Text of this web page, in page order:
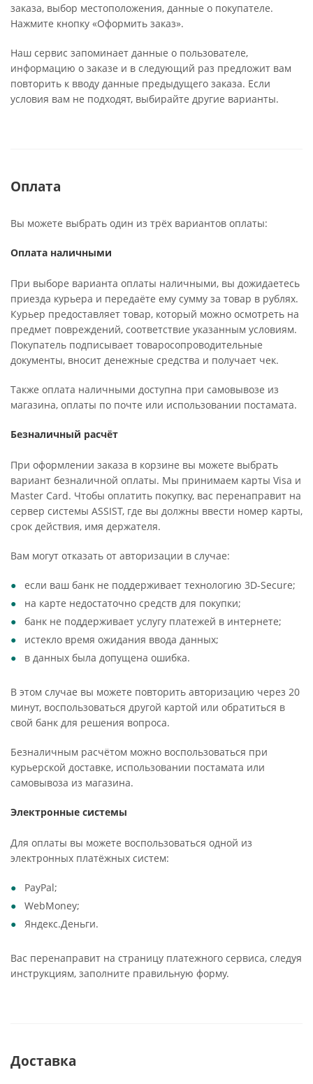
заказа, выбор местоположения, данные о покупателе.
Нажмите кнопку «Оформить заказ».
Наш сервис запоминает данные о пользователе,
информацию о заказе и в следующий раз предложит вам
повторить к вводу данные предыдущего заказа. Если
условия вам не подходят, выбирайте другие варианты.
Оплата
Вы можете выбрать один из трёх вариантов оплаты:
Оплата наличными
При выборе варианта оплаты наличными, вы дожидаетесь
приезда курьера и передаёте ему сумму за товар в рублях.
Курьер предоставляет товар, который можно осмотреть на
предмет повреждений, соответствие указанным условиям.
Покупатель подписывает товаросопроводительные
документы, вносит денежные средства и получает чек.
Также оплата наличными доступна при самовывозе из
магазина, оплаты по почте или использовании постамата.
Безналичный расчёт
При оформлении заказа в корзине вы можете выбрать
вариант безналичной оплаты. Мы принимаем карты Visa и
Master Card. Чтобы оплатить покупку, вас перенаправит на
сервер системы ASSIST, где вы должны ввести номер карты,
срок действия, имя держателя.
Вам могут отказать от авторизации в случае:
если ваш банк не поддерживает технологию 3D-Secure;
на карте недостаточно средств для покупки;
банк не поддерживает услугу платежей в интернете;
истекло время ожидания ввода данных;
в данных была допущена ошибка.
В этом случае вы можете повторить авторизацию через 20
минут, воспользоваться другой картой или обратиться в
свой банк для решения вопроса.
Безналичным расчётом можно воспользоваться при
курьерской доставке, использовании постамата или
самовывоза из магазина.
Электронные системы
Для оплаты вы можете воспользоваться одной из
электронных платёжных систем:
PayPal;
WebMoney;
Яндекс.Деньги.
Вас перенаправит на страницу платежного сервиса, следуя
инструкциям, заполните правильную форму.
Доставка